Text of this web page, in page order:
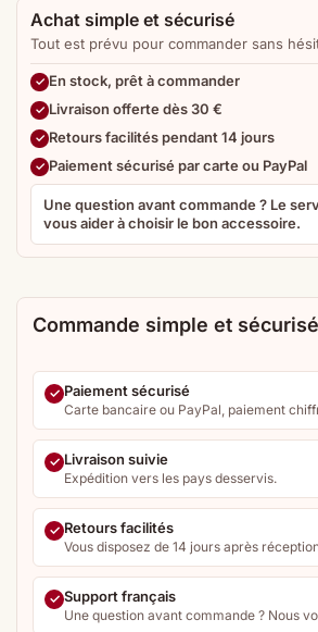
Achat simple et sécurisé
Tout est prévu pour commander sans
En stock, prêt à commander
Livraison offerte dès 30 €
Retours facilités pendant 14 jours
Paiement sécurisé par carte ou PayPal
Une question avant commande ? Le
vous aider à choisir le bon accessoire.
Commande simple et
Paiement sécurisé
Carte bancaire ou PayPal, paiement
Livraison suivie
Expédition vers les pays desservis.
Retours facilités
Vous disposez de 14 jours après
Support français
Une question avant commande ? Nous